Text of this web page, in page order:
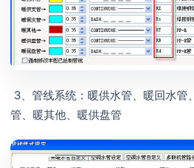
3、管线系统：暖供水管、暖回水管
管、暖其他、暖供盘管